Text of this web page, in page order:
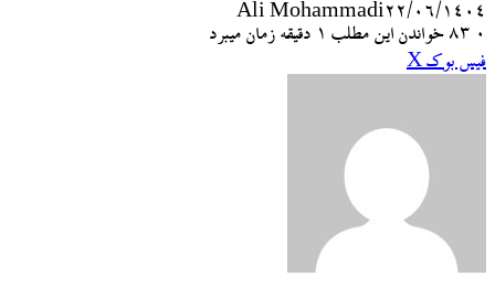
Ali Mohammadi۲۲/۰۶/۱۴۰۴
۰
خواندن این مطلب 1 دقیقه زمان میبرد
فیس بوک X
‫VKontakte
گذاری